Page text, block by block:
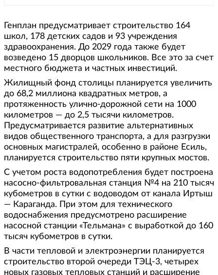
Генплан предусматривает строительство 164
школ, 178 детских садов и 93 учреждения
здравоохранения. До 2029 года также будет
возведено 15 дворцов школьников. Все это за счет
местного бюджета и частных инвестиций.
Жилищный фонд столицы планируется увеличить
до 68,2 миллиона квадратных метров, а
протяженность улично-дорожной сети на 1000
километров — до 2,5 тысячи километров.
Предусматривается развитие альтернативных
видов общественного транспорта, а для разгрузки
основных магистралей, особенно в районе Есиль,
планируется строительство пяти крупных мостов.
С учетом роста водопотребления будет построена
насосно-фильтровальная станция №4 на 210 тысяч
кубометров в сутки с водоводом от канала Иртыш
— Караганда. При этом для технического
водоснабжения предусмотрено расширение
насосной станции «Тельмана» с выработкой до 160
тысяч кубометров в сутки.
В части тепловой и электроэнергии планируется
строительство второй очереди ТЭЦ-3, четырех
новых газовых тепловых станций и расширение